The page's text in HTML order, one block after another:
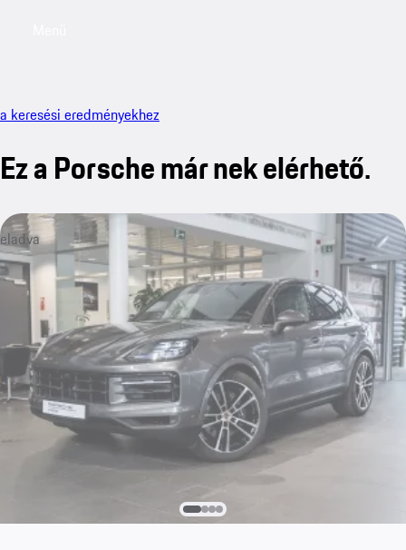
a keresési eredményekhez
Ez a Porsche már nek elérhető.
eladva